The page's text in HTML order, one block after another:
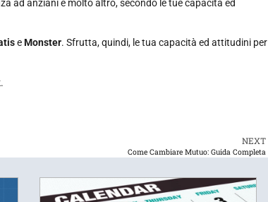
ad anziani e molto altro, secondo le tue capacità ed
eMonster. Sfrutta, quindi, le tua capacità ed attitudini per
NEXT
Come Cambiare Mutuo: Guida Completa